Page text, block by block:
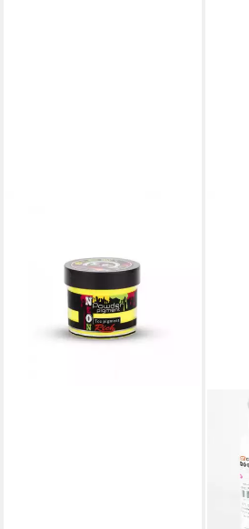
Compatible Neon Color
Powder 60ml
lieferbar - in 4-5 Werktagen bei dir